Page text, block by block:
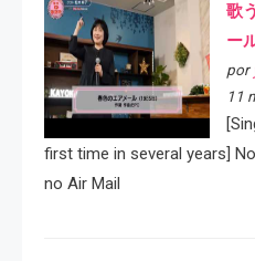
歌
ー
por
11
first time in several years]
no Air Mail